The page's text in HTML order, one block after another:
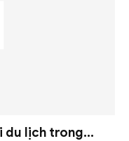
du lịch trong...